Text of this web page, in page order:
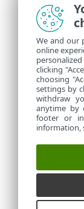
We and our
online
clicking
choosing
settings by
withdraw
anytime by
footer or
information,